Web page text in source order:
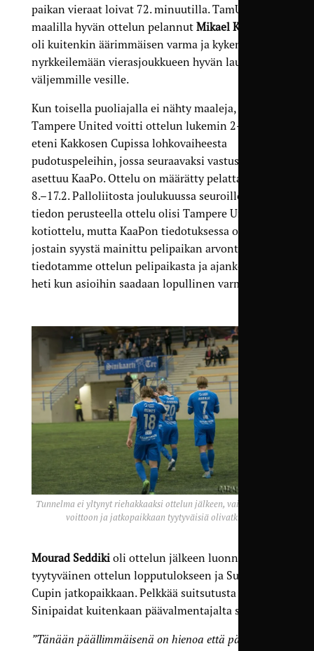
paikan vieraat loivat 72. minuutilla. TamU:n
maalilla hyvän ottelun pelannut Mikael Köngäs
oli kuitenkin äärimmäisen varma ja kykeni
nyrkkeilemään vierasjoukkueen hyvän laukauksen
väljemmille vesille.
Kun toisella puoliajalla ei nähty maaleja,
Tampere United voitti ottelun lukemin 2-0 ja
eteni Kakkosen Cupissa lohkovaiheesta
pudotuspeleihin, jossa seuraavaksi vastustajaksi
asettuu KaaPo. Ottelu on määrätty pelattavaksi
8.–17.2. Palloliitosta joulukuussa seuroille tulleen
tiedon perusteella ottelu olisi Tampere Unitedin
kotiottelu, mutta KaaPon tiedotuksessa on
jostain syystä mainittu pelipaikan arvonta –
tiedotamme ottelun pelipaikasta ja ajankohdasta
heti kun asioihin saadaan lopullinen varmuus.
Tunnelma ei yltynyt riehakkaaksi ottelun jälkeen, vaikka kaikki
voittoon ja jatkopaikkaan tyytyväisiä olivatkin.
Mourad Seddikioli ottelun jälkeen luonnollisesti
tyytyväinen ottelun lopputulokseen ja Suomen
Cupin jatkopaikkaan. Pelkkää suitsutusta eivät
Sinipaidat kuitenkaan päävalmentajalta saaneet.
”Tänään päällimmäisenä on hienoa että päästiin